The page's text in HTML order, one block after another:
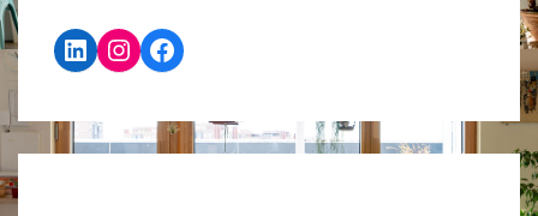
LinkedIn
Instagram
Facebook